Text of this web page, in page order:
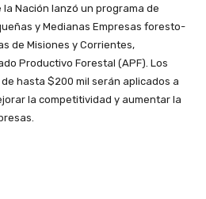
Nación lanzó un programa de
y Medianas Empresas foresto-
de Misiones y Corrientes,
Productivo Forestal (APF). Los
hasta $200 mil serán aplicados a
la competitividad y aumentar la